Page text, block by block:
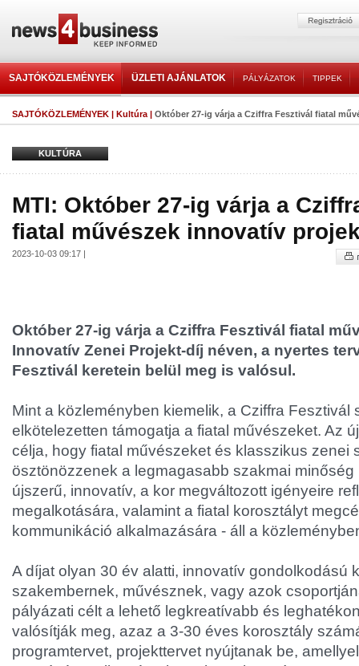
SAJTÓKÖZLEMÉNYEK ÜZLETI AJÁNLATOK PÁLYÁZATOK TIPPEK
SAJTÓKÖZLEMÉNYEK | Kultúra | Október 27-ig várja a Cziffra Fesztivál fiatal
KULTÚRA
MTI: Október 27-ig várja a
fiatal művészek innovatív
2023-10-03 09:17 |
Október 27-ig várja a Cziffra Fesztivál fiatal
Innovatív Zenei Projekt-díj néven, a nyertes
Fesztivál keretein belül meg is valósul.
Mint a közleményben kiemelik, a Cziffra Fesztivál
elkötelezetten támogatja a fiatal művészeket. Az
célja, hogy fiatal művészeket és klasszikus zenei
ösztönözzenek a legmagasabb szakmai minőség
újszerű, innovatív, a kor megváltozott igényeire
megalkotására, valamint a fiatal korosztályt
kommunikáció alkalmazására - áll a
A díjat olyan 30 év alatti, innovatív gondolkodású
szakembernek, művésznek, vagy azok
pályázati célt a lehető legkreatívabb és
valósítják meg, azaz a 3-30 éves korosztály
programtervet, projekttervet nyújtanak be,